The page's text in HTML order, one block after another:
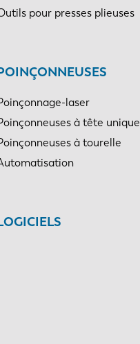
pour presses plieuses
laser
à tête unique
à tourelle